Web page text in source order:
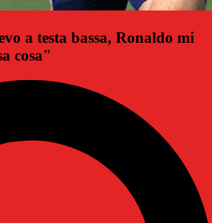
a testa bassa, Ronaldo mi
cosa"